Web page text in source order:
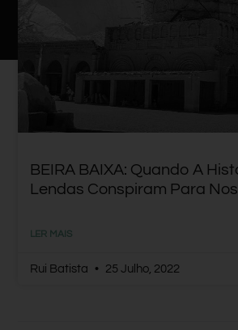
BEIRA BAIXA: Quando A
Lendas Conspiram Para
LER MAIS
Rui Batista 25 Julho, 2022